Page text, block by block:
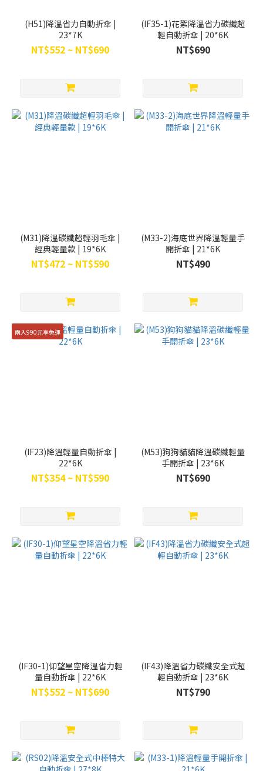
(H51)降溫省力自動折傘 |
23*7K
NT$552 ~ NT$690
(IF35-1)花絮降溫省力碳纖超
輕自動折傘 | 20*6K
NT$690
(M31)降溫碳纖超輕羽毛傘 |
經典輕量款 | 19*6K
NT$472 ~ NT$590
(M33-2)海底世界降溫輕量手
開折傘 | 21*6K
NT$490
兩入990元享免運
(IF23)降溫輕量自動折傘 |
22*6K
NT$354 ~ NT$590
(M53)狗狗貓貓降溫碳纖輕量
手開折傘 | 23*6K
NT$690
(IF30-1)仰望星空降溫省力輕
量自動折傘 | 22*6K
NT$552 ~ NT$690
(IF43)降溫省力碳纖安全式超
輕自動折傘 | 23*6K
NT$790